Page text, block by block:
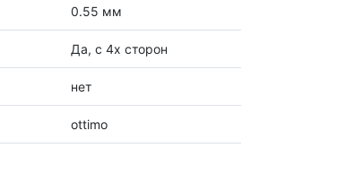
0.55 мм
Да, с 4х сторон
нет
ottimo